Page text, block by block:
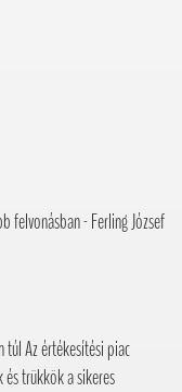
felvonásban - Ferling József
túl Az értékesítési piac
trükkök a sikeres